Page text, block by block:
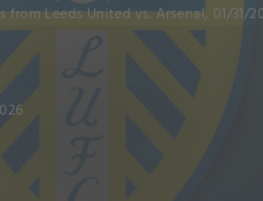
Leeds United vs. Arsenal, 01/31/